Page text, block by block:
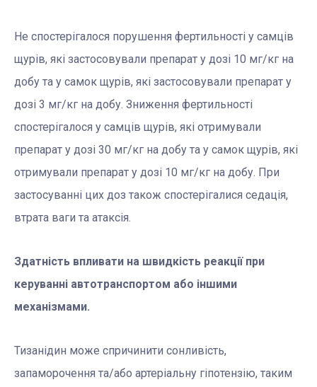
Не спостерігалося порушення фертильності у самців
щурів, які застосовували препарат у дозі 10 мг/кг на
добу та у самок щурів, які застосовували препарат у
дозі 3 мг/кг на добу. Зниження фертильності
спостерігалося у самців щурів, які отримували
препарат у дозі 30 мг/кг на добу та у самок щурів, які
отримували препарат у дозі 10 мг/кг на добу. При
застосуванні цих доз також спостерігалися седація,
втрата ваги та атаксія.
Здатність впливати на швидкість реакції при
керуванні автотранспортом або іншими
механізмами.
Тизанідин може спричинити сонливість,
запаморочення та/або артеріальну гіпотензію, таким